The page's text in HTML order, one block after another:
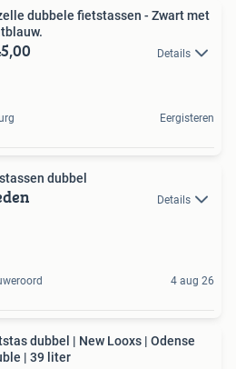
dubbele fietstassen - Zwart met
Details
Eergisteren
dubbel
Details
4 aug 26
dubbel | New Looxs | Odense
| 39 liter